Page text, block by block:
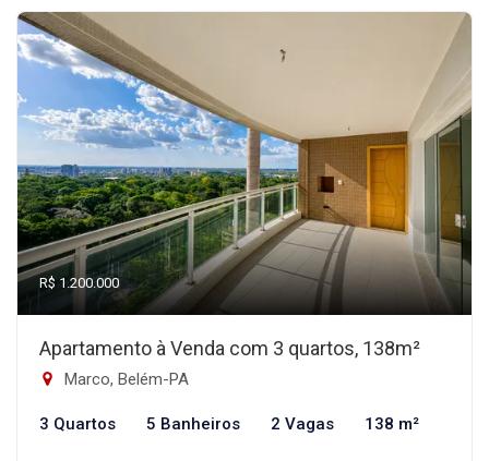
R$ 1.200.000
Apartamento à Venda com 3 quartos, 138m²
Marco, Belém-PA
3 Quartos 5 Banheiros 2 Vagas 138 m²